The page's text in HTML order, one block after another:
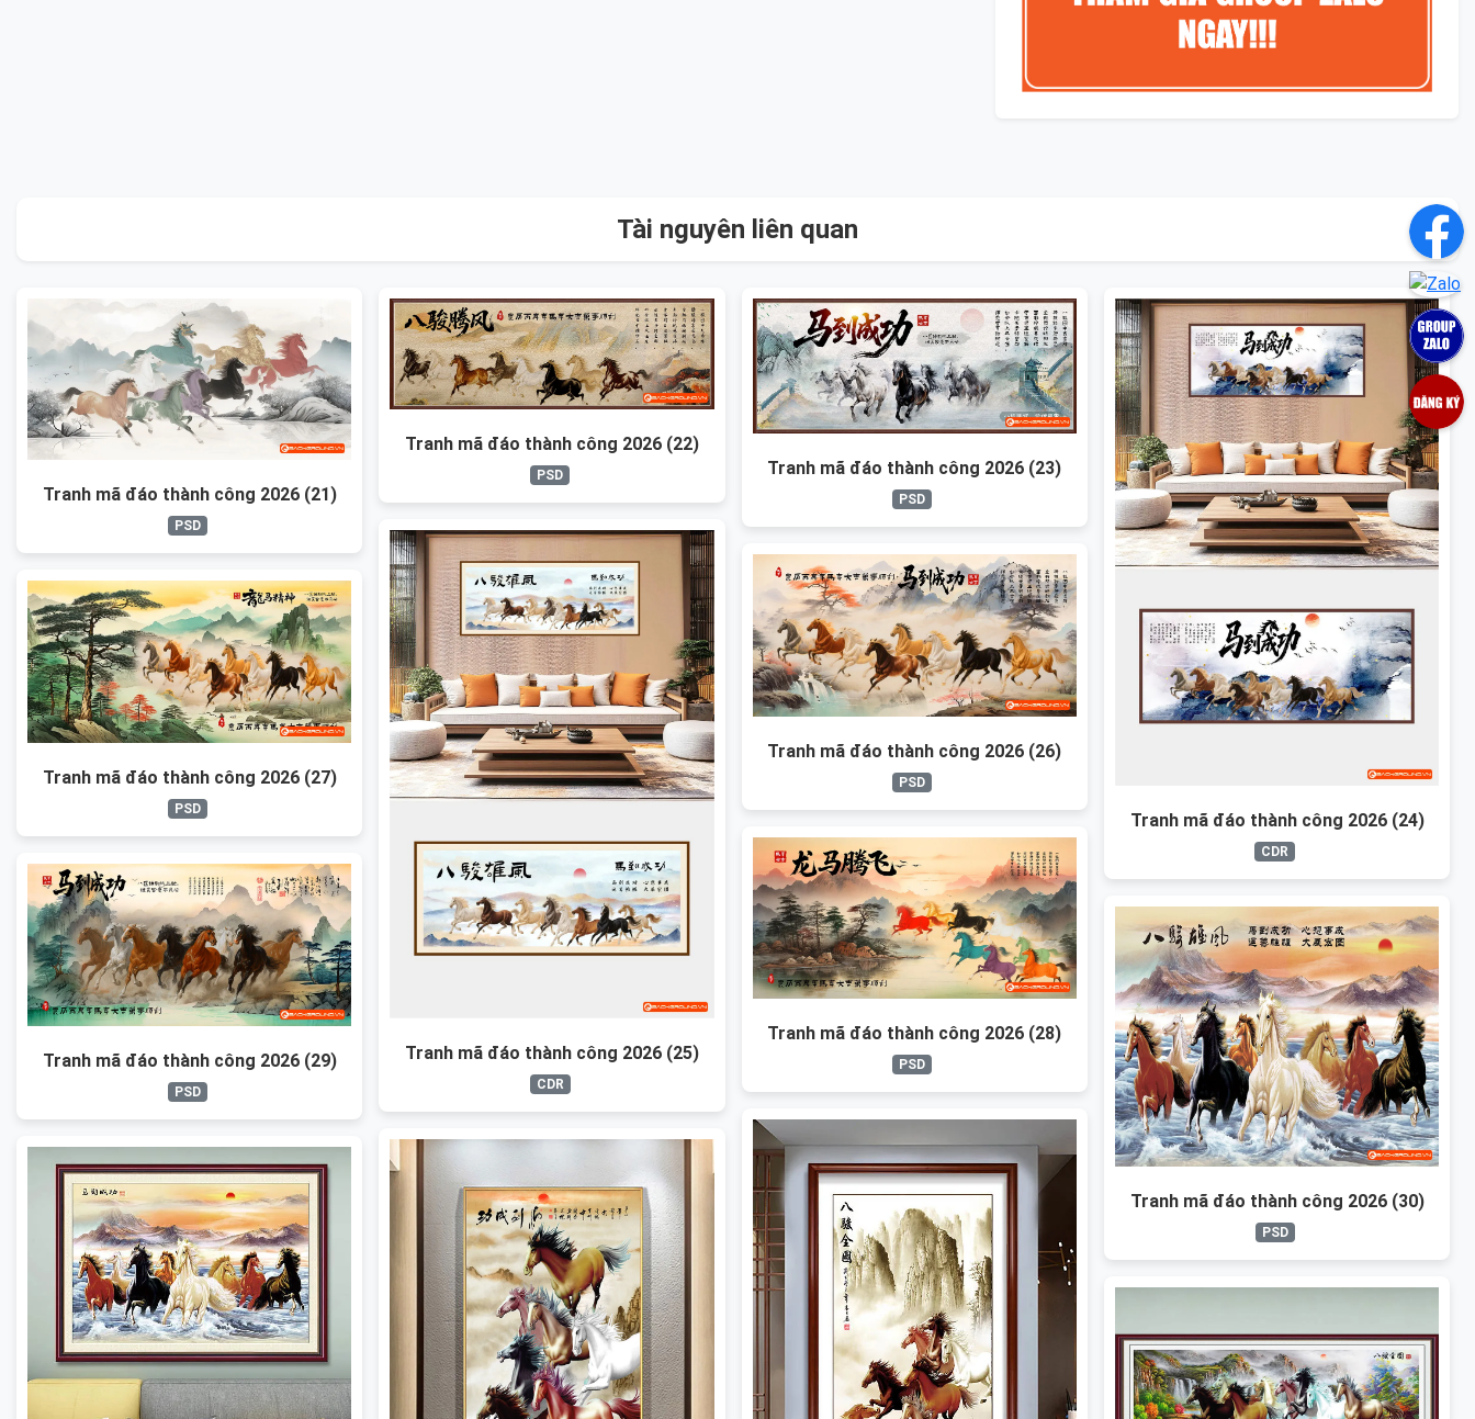
Tài nguyên liên quan
Tranh mã đáo thành công 2026 (21)
PSD
Tranh mã đáo thành công 2026 (22)
PSD Tranh mã đáo thành công 2026 (23)
PSD
Tranh mã đáo thành công 2026 (24)
CDR
Tranh mã đáo thành công 2026 (25)
CDR
Tranh mã đáo thành công 2026 (26)
PSD
Tranh mã đáo thành công 2026 (27)
PSD
Tranh mã đáo thành công 2026 (28)
PSD
Tranh mã đáo thành công 2026 (29)
PSD
Tranh mã đáo thành công 2026 (30)
PSD